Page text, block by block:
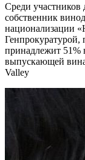
Среди участников
собственник
национализации
принадлежит 51%
выпускающей
Valley